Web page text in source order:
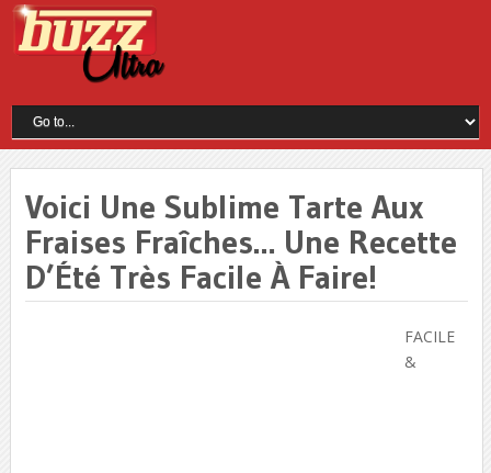
Voici Une Sublime Tarte Aux
Fraises Fraîches… Une Recette
D’Été Très Facile À Faire!
FACILE
&